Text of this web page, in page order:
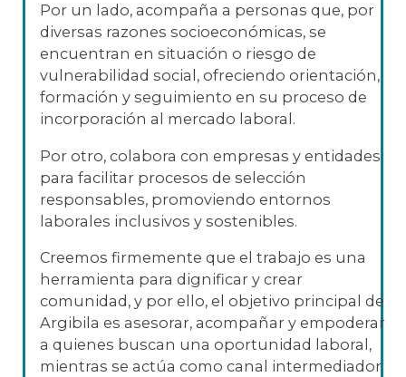
Por un lado, acompaña a personas que, por
diversas razones socioeconómicas, se
encuentran en situación o riesgo de
vulnerabilidad social, ofreciendo orientación,
formación y seguimiento en su proceso de
incorporación al mercado laboral.
Por otro, colabora con empresas y entidades
para facilitar procesos de selección
responsables, promoviendo entornos
laborales inclusivos y sostenibles.
Creemos firmemente que el trabajo es una
herramienta para dignificar y crear
comunidad, y por ello, el objetivo principal de
Argibila es asesorar, acompañar y empoderar
a quienes buscan una oportunidad laboral,
mientras se actúa como canal intermediador